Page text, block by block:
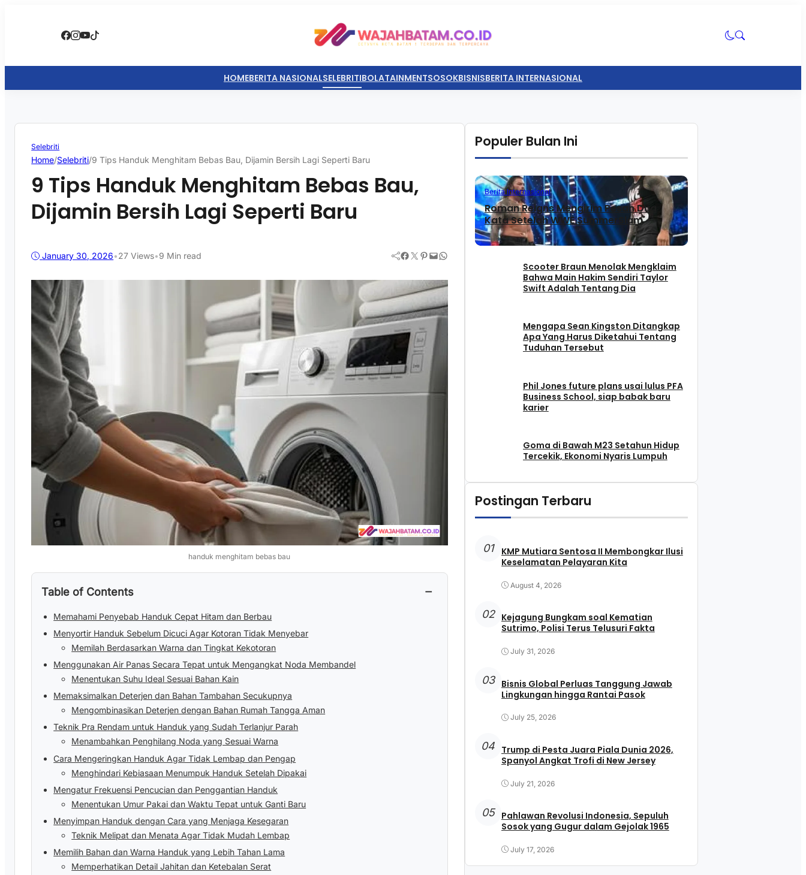
HOMEBERITA NASIONALSELEBRITIBOLATAINMENTSOSOKBISNISBERITA INTERNASIONAL
Selebriti
Home/Selebriti/9 Tips Handuk Menghitam Bebas Bau, Dijamin Bersih Lagi Seperti Baru
9 Tips Handuk Menghitam Bebas Bau,
Dijamin Bersih Lagi Seperti Baru
January 30, 2026•27 Views•9 Min read Facebook Twitter Pinterest Mail WhatsApp
handuk menghitam bebas bau
Table of Contents −
Memahami Penyebab Handuk Cepat Hitam dan Berbau
Menyortir Handuk Sebelum Dicuci Agar Kotoran Tidak Menyebar
Memilah Berdasarkan Warna dan Tingkat Kekotoran
Menggunakan Air Panas Secara Tepat untuk Mengangkat Noda Membandel
Menentukan Suhu Ideal Sesuai Bahan Kain
Memaksimalkan Deterjen dan Bahan Tambahan Secukupnya
Mengombinasikan Deterjen dengan Bahan Rumah Tangga Aman
Teknik Pra Rendam untuk Handuk yang Sudah Terlanjur Parah
Menambahkan Penghilang Noda yang Sesuai Warna
Cara Mengeringkan Handuk Agar Tidak Lembap dan Pengap
Menghindari Kebiasaan Menumpuk Handuk Setelah Dipakai
Mengatur Frekuensi Pencucian dan Penggantian Handuk
Menentukan Umur Pakai dan Waktu Tepat untuk Ganti Baru
Menyimpan Handuk dengan Cara yang Menjaga Kesegaran
Teknik Melipat dan Menata Agar Tidak Mudah Lembap
Memilih Bahan dan Warna Handuk yang Lebih Tahan Lama
Memperhatikan Detail Jahitan dan Ketebalan Serat
Populer Bulan Ini
Berita Internasional
Roman Reigns Mengirim Pesan Dua
Kata Setelah WWE SummerSlam
Scooter Braun Menolak Mengklaim
Bahwa Main Hakim Sendiri Taylor
Swift Adalah Tentang Dia
Mengapa Sean Kingston Ditangkap
Apa Yang Harus Diketahui Tentang
Tuduhan Tersebut
Phil Jones future plans usai lulus PFA
Business School, siap babak baru
karier
Goma di Bawah M23 Setahun Hidup
Tercekik, Ekonomi Nyaris Lumpuh
Postingan Terbaru
01
KMP Mutiara Sentosa II Membongkar Ilusi
Keselamatan Pelayaran Kita
August 4, 2026
02
Kejagung Bungkam soal Kematian
Sutrimo, Polisi Terus Telusuri Fakta
July 31, 2026
03
Bisnis Global Perluas Tanggung Jawab
Lingkungan hingga Rantai Pasok
July 25, 2026
04 Trump di Pesta Juara Piala Dunia 2026,
Spanyol Angkat Trofi di New Jersey
July 21, 2026
05
Pahlawan Revolusi Indonesia, Sepuluh
Sosok yang Gugur dalam Gejolak 1965
July 17, 2026